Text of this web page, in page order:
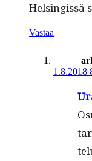
Helsingis­sä
Vastaa
1.8.2018